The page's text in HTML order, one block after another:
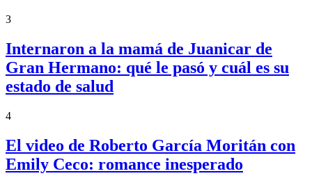
3
Internaron a la mamá de Juanicar de
Gran Hermano: qué le pasó y cuál es su
estado de salud
4
El video de Roberto García Moritán con
Emily Ceco: romance inesperado